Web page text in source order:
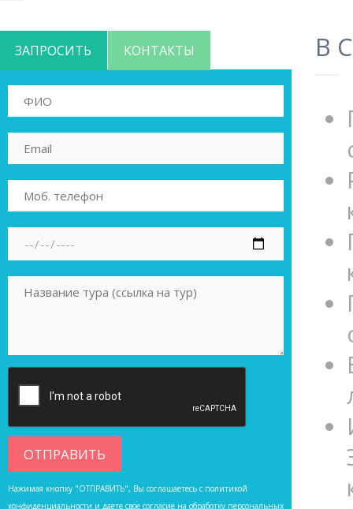
ЗАПРОСИТЬ КОНТАКТЫ
Нажимая кнопку "ОТПРАВИТЬ", Вы соглашаетесь с политикой
конфиденциальности и даете свое согласие на обработку персональных
В